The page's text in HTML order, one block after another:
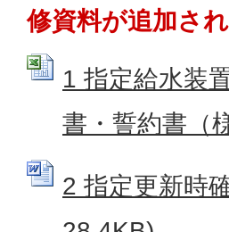
修資料が追加さ
1 指定給水装
書・誓約書（
2 指定更新時